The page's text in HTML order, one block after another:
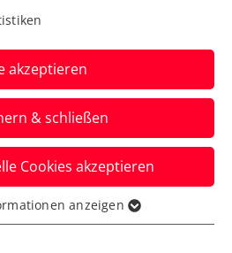
akzeptieren
& schließen
Cookies akzeptieren
für grundlegende
anzeigen